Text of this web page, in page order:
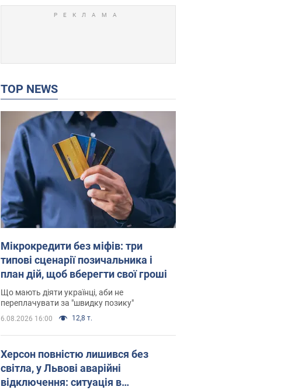
TOP NEWS
Мікрокредити без міфів: три
типові сценарії позичальника і
план дій, щоб вберегти свої гроші
Що мають діяти українці, аби не
переплачувати за "швидку позику"
6.08.2026 16:00 12,8 т.
Херсон повністю лишився без
світла, у Львові аварійні
відключення: ситуація в